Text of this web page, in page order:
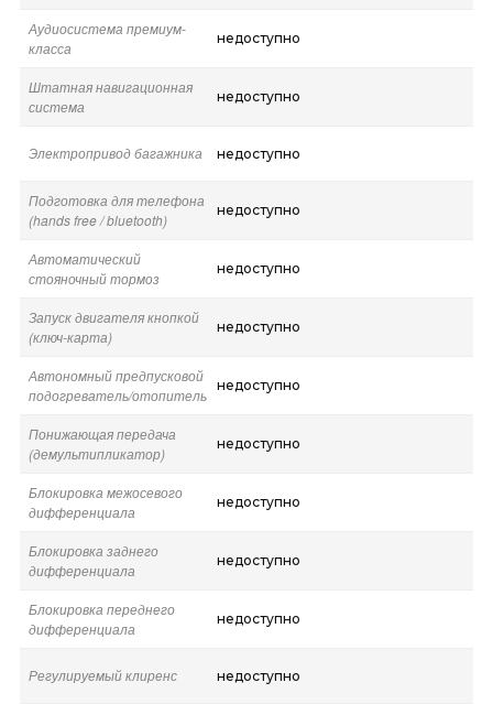
Аудиосистема премиум-
класса
недоступно
Штатная навигационная
система
недоступно
Электропривод багажника недоступно
Подготовка для телефона
(hands free / bluetooth)
недоступно
Автоматический
стояночный тормоз
недоступно
Запуск двигателя кнопкой
(ключ-карта)
недоступно
Автономный предпусковой
подогреватель/отопитель
недоступно
Понижающая передача
(демультипликатор)
недоступно
Блокировка межосевого
дифференциала
недоступно
Блокировка заднего
дифференциала
недоступно
Блокировка переднего
дифференциала
недоступно
Регулируемый клиренс недоступно